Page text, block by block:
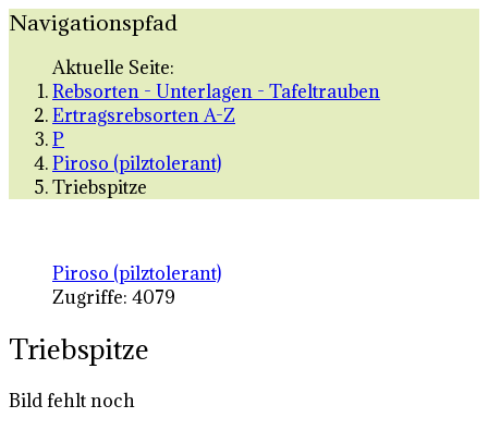
Navigationspfad
Aktuelle Seite:
Rebsorten - Unterlagen - Tafeltrauben
Ertragsrebsorten A-Z
P
Piroso (pilztolerant)
Triebspitze
Piroso (pilztolerant)
Zugriffe: 4079
Triebspitze
Bild fehlt noch